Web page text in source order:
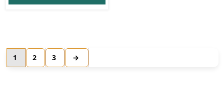
1 2 3 →